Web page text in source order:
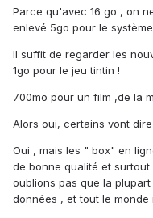
Parce qu'avec 16 go , on
enlevé 5go pour le
Il suffit de regarder les
1go pour le jeu tintin !
700mo pour un film ,de la
Alors oui, certains vont
Oui , mais les " box" en
de bonne qualité et
oublions pas que la
données , et tout le